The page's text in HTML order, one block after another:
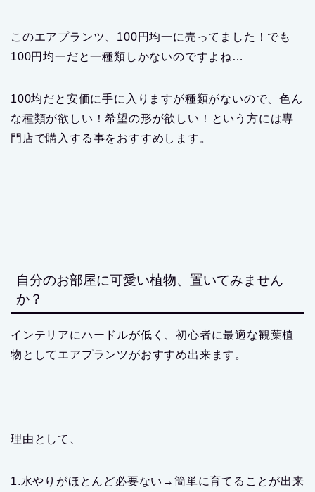
このエアプランツ、100円均一に売ってました！でも
100円均一だと一種類しかないのですよね…
100均だと安価に手に入りますが種類がないので、色ん
な種類が欲しい！希望の形が欲しい！という方には専
門店で購入する事をおすすめします。
自分のお部屋に可愛い植物、置いてみません
か？
インテリアにハードルが低く、初心者に最適な観葉植
物としてエアプランツがおすすめ出来ます。
理由として、
1.水やりがほとんど必要ない→簡単に育てることが出来